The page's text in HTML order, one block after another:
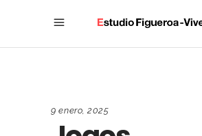
9 enero, 2025